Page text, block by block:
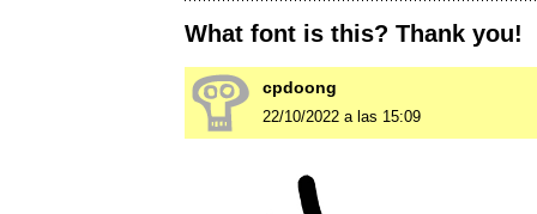
What font is this? Thank you!
cpdoong
22/10/2022 a las 15:09